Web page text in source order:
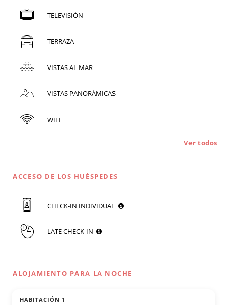
TELEVISIÓN
TERRAZA
VISTAS AL MAR
VISTAS PANORÁMICAS
WIFI
Ver todos
ACCESO DE LOS HUÉSPEDES
CHECK-IN INDIVIDUAL
LATE CHECK-IN
ALOJAMIENTO PARA LA NOCHE
HABITACIÓN 1